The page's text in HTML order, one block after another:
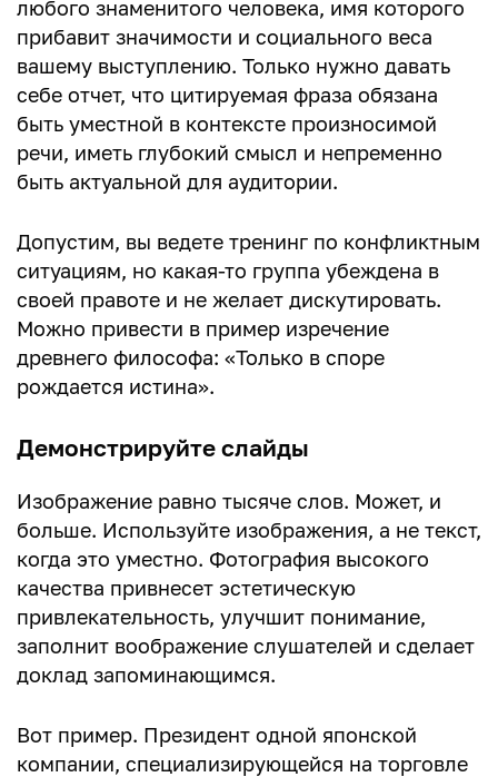
любого знаменитого человека, имя которого
прибавит значимости и социального веса
вашему выступлению. Только нужно давать
себе отчет, что цитируемая фраза обязана
быть уместной в контексте произносимой
речи, иметь глубокий смысл и непременно
быть актуальной для аудитории.
Допустим, вы ведете тренинг по конфликтным
ситуациям, но какая-то группа убеждена в
своей правоте и не желает дискутировать.
Можно привести в пример изречение
древнего философа: «Только в споре
рождается истина».
Демонстрируйте слайды
Изображение равно тысяче слов. Может, и
больше. Используйте изображения, а не текст,
когда это уместно. Фотография высокого
качества привнесет эстетическую
привлекательность, улучшит понимание,
заполнит воображение слушателей и сделает
доклад запоминающимся.
Вот пример. Президент одной японской
компании, специализирующейся на торговле